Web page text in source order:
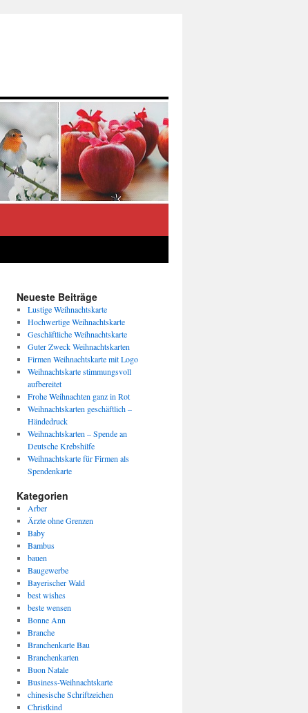
Neueste Beiträge
Lustige Weihnachtskarte
Hochwertige Weihnachtskarte
Geschäftliche Weihnachtskarte
Guter Zweck Weihnachtskarten
Firmen Weihnachtskarte mit Logo
Weihnachtskarte stimmungsvoll
aufbereitet
Frohe Weihnachten ganz in Rot
Weihnachtskarten geschäftlich –
Händedruck
Weihnachtskarten – Spende an
Deutsche Krebshilfe
Weihnachtskarte für Firmen als
Spendenkarte
Kategorien
Arber
Ärzte ohne Grenzen
Baby
Bambus
bauen
Baugewerbe
Bayerischer Wald
best wishes
beste wensen
Bonne Ann
Branche
Branchenkarte Bau
Branchenkarten
Buon Natale
Business-Weihnachtskarte
chinesische Schriftzeichen
Christkind